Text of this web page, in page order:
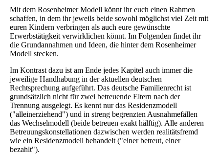
Mit dem Rosenheimer Modell könnt ihr euch einen Rahmen
schaffen, in dem ihr jeweils beide sowohl möglichst viel Zeit mit
euren Kindern verbringen als auch eure gewünschte
Erwerbstätigkeit verwirklichen könnt. Im Folgenden findet ihr
die Grundannahmen und Ideen, die hinter dem Rosenheimer
Modell stecken.
Im Kontrast dazu ist am Ende jedes Kapitel auch immer die
jeweilige Handhabung in der aktuellen deutschen
Rechtsprechung aufgeführt. Das deutsche Familienrecht ist
grundsätzlich nicht für zwei betreuende Eltern nach der
Trennung ausgelegt. Es kennt nur das Residenzmodell
("alleinerziehend") und in streng begrenzten Ausnahmefällen
das Wechselmodell (beide betreuen exakt hälftig). Alle anderen
Betreuungskonstellationen dazwischen werden realitätsfremd
wie ein Residenzmodell behandelt ("einer betreut, einer
bezahlt").